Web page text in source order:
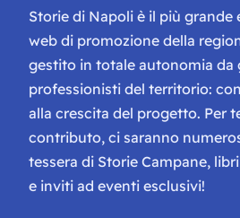
Storie di Napoli è il più grande
web di promozione della
gestito in totale autonomia da
professionisti del territorio:
alla crescita del progetto. Per
contributo, ci saranno
tessera di Storie Campane,
e inviti ad eventi esclusivi!